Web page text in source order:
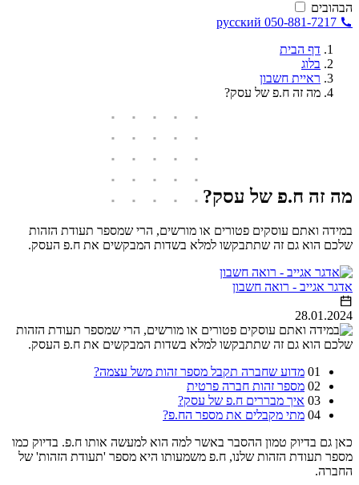
הבהובים
русский 050-881-7217
דף הבית
בלוג
ראיית חשבון
מה זה ח.פ של עסק?
מה זה ח.פ של עסק?
במידה ואתם עוסקים פטורים או מורשים, הרי שמספר תעודת הזהות
שלכם הוא גם זה שתתבקשו למלא בשדות המבקשים את ח.פ העסק.
אדגר אגייב - רואה חשבון
28.01.2024
01 מדוע שחברה תקבל מספר זהות משל עצמה?
02 מספר זהות חברה פרטית
03 איך מבררים ח.פ של עסק?
04 מתי מקבלים את מספר הח.פ?
כאן גם בדיוק טמון ההסבר באשר למה הוא למעשה אותו ח.פ. בדיוק כמו
מספר תעודת הזהות שלנו, ח.פ משמעותו היא מספר 'תעודת הזהות' של
החברה.